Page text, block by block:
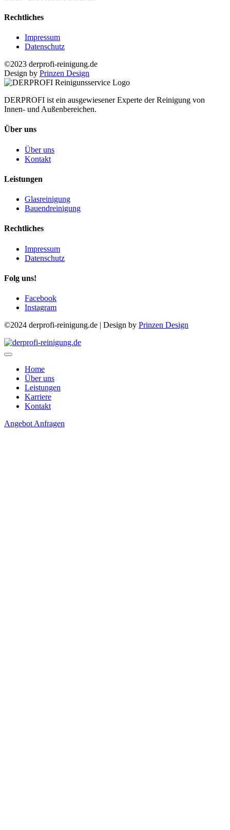
Rechtliches
Impressum
Datenschutz
©2023 derprofi-reinigung.de
Design by Prinzen Design
DERPROFI ist ein ausgewiesener Experte der Reinigung von
Innen- und Außenbereichen.
Über uns
Über uns
Kontakt
Leistungen
Glasreinigung
Bauendreinigung
Rechtliches
Impressum
Datenschutz
Folg uns!
Facebook
Instagram
©2024 derprofi-reinigung.de | Design by Prinzen Design
Home
Über uns
Leistungen
Karriere
Kontakt
Angebot Anfragen